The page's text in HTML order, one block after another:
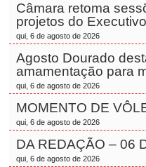
Câmara retoma
projetos do Executivo
qui, 6 de agosto de 2026
Agosto Dourado
amamentação para
qui, 6 de agosto de 2026
MOMENTO DE
qui, 6 de agosto de 2026
DA REDAÇÃO – 06
qui, 6 de agosto de 2026